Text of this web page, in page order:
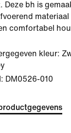
Deze bh is
comfortabel
kleur:
DM0526-010